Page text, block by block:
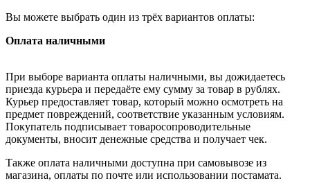
Вы можете выбрать один из трёх вариантов оплаты:
Оплата наличными
При выборе варианта оплаты наличными, вы дожидаетесь
приезда курьера и передаёте ему сумму за товар в рублях.
Курьер предоставляет товар, который можно осмотреть на
предмет повреждений, соответствие указанным условиям.
Покупатель подписывает товаросопроводительные
документы, вносит денежные средства и получает чек.
Также оплата наличными доступна при самовывозе из
магазина, оплаты по почте или использовании постамата.